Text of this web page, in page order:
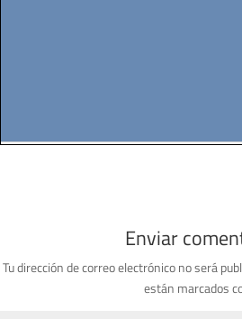
Enviar
Tu dirección de correo electrónico no será
están marcados